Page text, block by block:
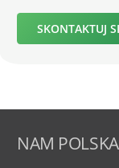
SKONTAKTUJ
NAM